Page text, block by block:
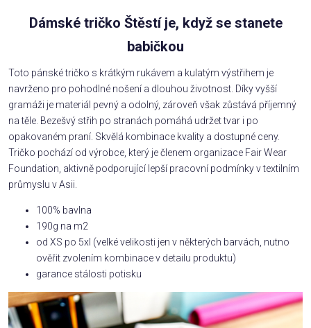
Dámské tričko Štěstí je, když se stanete
babičkou
Toto pánské tričko s krátkým rukávem a kulatým výstřihem je
navrženo pro pohodlné nošení a dlouhou životnost. Díky vyšší
gramáži je materiál pevný a odolný, zároveň však zůstává příjemný
na těle. Bezešvý střih po stranách pomáhá udržet tvar i po
opakovaném praní. Skvělá kombinace kvality a dostupné ceny.
Tričko pochází od výrobce, který je členem organizace Fair Wear
Foundation, aktivně podporující lepší pracovní podmínky v textilním
průmyslu v Asii.
100% bavlna
190g na m2
od XS po 5xl (velké velikosti jen v některých barvách, nutno
ověřit zvolením kombinace v detailu produktu)
garance stálosti potisku